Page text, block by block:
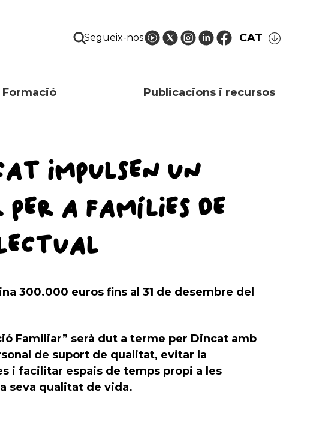
Segueix-nos CAT
Formació Publicacions i recursos
IMPULSEN UN
A FAMÍLIES DE
300.000 euros fins al 31 de desembre del
Familiar” serà dut a terme per Dincat amb
de suport de qualitat, evitar la
i facilitar espais de temps propi a les
seva qualitat de vida.